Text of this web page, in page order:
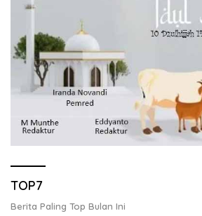
TOP7
Berita Paling Top Bulan Ini